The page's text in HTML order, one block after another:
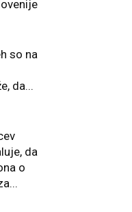
so na
da...
da
o